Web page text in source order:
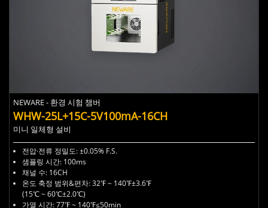
NEWARE - 환경 시험 챔버
WHW-25L+15C-5V100mA-16CH
미니 일체형 설비
전압·전류 정밀도:±0.05% F.S.
샘플링 시간: 100ms
채널 수: 16CH
온도 축정 범위&편차:32℉ ~ 140℉±3.6℉
(15℃ ~ 60℃±2.0℃)
가열 시간:77℉ ~ 140℉≤50min